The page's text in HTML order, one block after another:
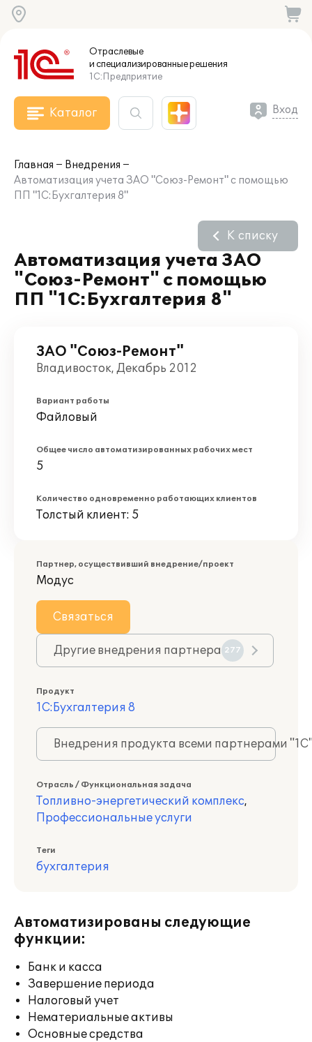
Отраслевые
и специализированныерешения
1С:Предприятие
Каталог Вход
Главная
Внедрения
Автоматизация учета ЗАО "Союз-Ремонт" с помощью
ПП "1С:Бухгалтерия 8"
Автоматизация учета ЗАО
"Союз-Ремонт" с помощью
ПП "1С:Бухгалтерия 8"
К списку
ЗАО "Союз-Ремонт"
Владивосток, Декабрь 2012
Вариант работы
Файловый
Общее число автоматизированных рабочих мест
5
Количество одновременно работающих клиентов
Толстый клиент: 5
Партнер, осуществивший внедрение/проект
Модус
Связаться
Другие внедрения партнера 277
Продукт
1С:Бухгалтерия 8
Внедрения продукта всеми партнерами
Отрасль / Функциональная задача
Топливно-энергетический комплекс,
Профессиональные услуги
Теги
бухгалтерия
Автоматизированы следующие
функции:
Банк и касса
Завершение периода
Налоговый учет
Нематериальные активы
Основные средства